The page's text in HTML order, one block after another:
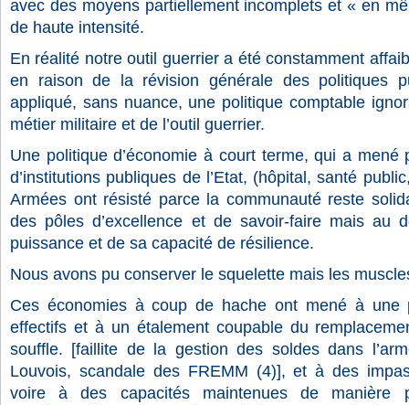
avec des moyens partiellement incomplets et « en
de haute intensité.
En réalité notre outil guerrier a été constamment
en raison de la révision générale des politiques
appliqué, sans nuance, une politique comptable
métier militaire et de l’outil guerrier.
Une politique d’économie à court terme, qui a
d’institutions publiques de l’Etat, (hôpital, santé
Armées ont résisté parce la communauté reste
des pôles d’excellence et de savoir-faire mais au
puissance et de sa capacité de résilience.
Nous avons pu conserver le squelette mais les
Ces économies à coup de hache ont mené à une
effectifs et à un étalement coupable du
souffle. [faillite de la gestion des soldes dans
Louvois, scandale des FREMM (4)], et à des
voire à des capacités maintenues de manière